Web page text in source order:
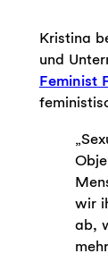
Kristina
und
Feminist
wir
ab,